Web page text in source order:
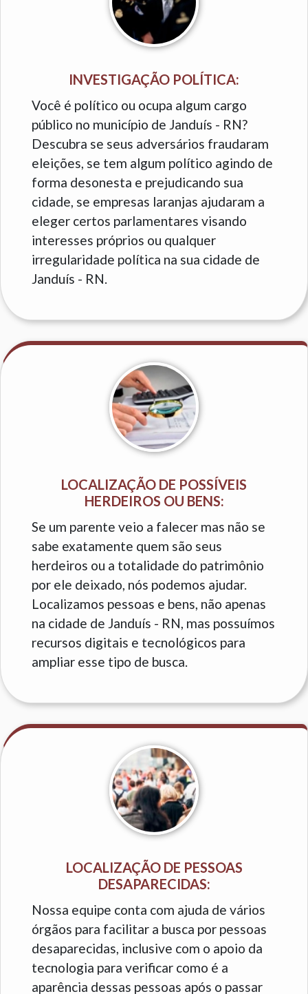
INVESTIGAÇÃO POLÍTICA:
Você é político ou ocupa algum cargo
público no município de Janduís - RN?
Descubra se seus adversários fraudaram
eleições, se tem algum político agindo de
forma desonesta e prejudicando sua
cidade, se empresas laranjas ajudaram a
eleger certos parlamentares visando
interesses próprios ou qualquer
irregularidade política na sua cidade de
Janduís - RN.
LOCALIZAÇÃO DE POSSÍVEIS
HERDEIROS OU BENS:
Se um parente veio a falecer mas não se
sabe exatamente quem são seus
herdeiros ou a totalidade do patrimônio
por ele deixado, nós podemos ajudar.
Localizamos pessoas e bens, não apenas
na cidade de Janduís - RN, mas possuímos
recursos digitais e tecnológicos para
ampliar esse tipo de busca.
LOCALIZAÇÃO DE PESSOAS
DESAPARECIDAS:
Nossa equipe conta com ajuda de vários
órgãos para facilitar a busca por pessoas
desaparecidas, inclusive com o apoio da
tecnologia para verificar como é a
aparência dessas pessoas após o passar